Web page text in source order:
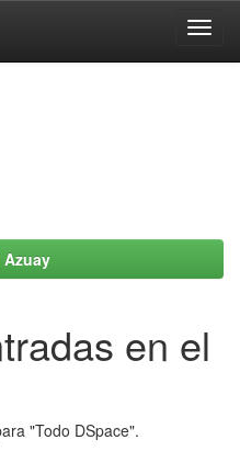
en el
"Todo DSpace".